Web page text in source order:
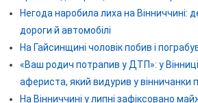
Негода наробила лиха на Вінниччині:
дороги й автомобілі
На Гайсинщині чоловік побив і
«Ваш родич потрапив у ДТП»: у
афериста, який видурив у вінничанки
На Вінниччині у липні зафіксовано